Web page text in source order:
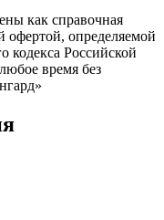
как справочная
определяемой
кодекса Российской
время без